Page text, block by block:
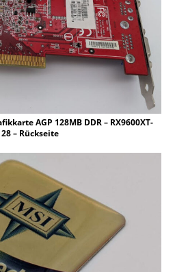
AGP 128MB DDR – RX9600XT-
– Rückseite